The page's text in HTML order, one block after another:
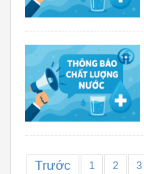
Trước 1 2 3